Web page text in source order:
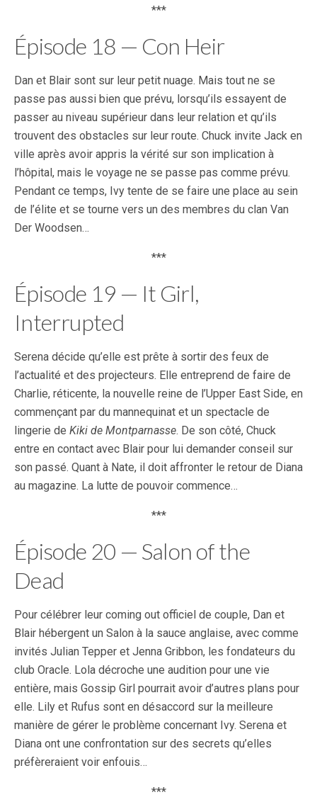
***
Épisode 18 — Con Heir
Dan et Blair sont sur leur petit nuage. Mais tout ne se
passe pas aussi bien que prévu, lorsqu’ils essayent de
passer au niveau supérieur dans leur relation et qu’ils
trouvent des obstacles sur leur route. Chuck invite Jack en
ville après avoir appris la vérité sur son implication à
l’hôpital, mais le voyage ne se passe pas comme prévu.
Pendant ce temps, Ivy tente de se faire une place au sein
de l’élite et se tourne vers un des membres du clan Van
Der Woodsen…
***
Épisode 19 — It Girl,
Interrupted
Serena décide qu’elle est prête à sortir des feux de
l’actualité et des projecteurs. Elle entreprend de faire de
Charlie, réticente, la nouvelle reine de l’Upper East Side, en
commençant par du mannequinat et un spectacle de
lingerie de Kiki de Montparnasse. De son côté, Chuck
entre en contact avec Blair pour lui demander conseil sur
son passé. Quant à Nate, il doit affronter le retour de Diana
au magazine. La lutte de pouvoir commence…
***
Épisode 20 — Salon of the
Dead
Pour célébrer leur coming out officiel de couple, Dan et
Blair hébergent un Salon à la sauce anglaise, avec comme
invités Julian Tepper et Jenna Gribbon, les fondateurs du
club Oracle. Lola décroche une audition pour une vie
entière, mais Gossip Girl pourrait avoir d’autres plans pour
elle. Lily et Rufus sont en désaccord sur la meilleure
manière de gérer le problème concernant Ivy. Serena et
Diana ont une confrontation sur des secrets qu’elles
préfèreraient voir enfouis…
***